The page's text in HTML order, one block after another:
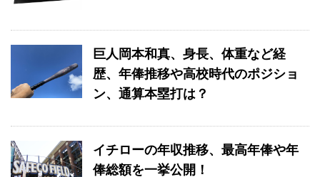
巨人岡本和真、身長、体重など経
歴、年俸推移や高校時代のポジショ
ン、通算本塁打は？
イチローの年収推移、最高年俸や年
俸総額を一挙公開！